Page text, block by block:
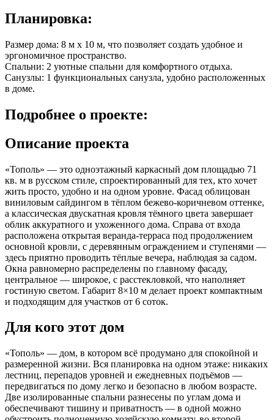
Планировка:
Размер дома: 8 м x 10 м, что позволяет создать удобное и
эргономичное пространство.
Спальни: 2 уютные спальни для комфортного отдыха.
Санузлы: 1 функциональных санузла, удобно расположенных
в доме.
Подробнее о проекте:
Описание проекта
«Тополь» — это одноэтажный каркасный дом площадью 71
кв. м в русском стиле, спроектированный для тех, кто хочет
жить просто, удобно и на одном уровне. Фасад облицован
виниловым сайдингом в тёплом бежево-коричневом оттенке,
а классическая двускатная кровля тёмного цвета завершает
облик аккуратного и ухоженного дома. Справа от входа
расположена открытая веранда-терраса под продолжением
основной кровли, с деревянным ограждением и ступенями —
здесь приятно проводить тёплые вечера, наблюдая за садом.
Окна равномерно распределены по главному фасаду,
центральное — широкое, с расстекловкой, что наполняет
гостиную светом. Габарит 8×10 м делает проект компактным
и подходящим для участков от 6 соток.
Для кого этот дом
«Тополь» — дом, в котором всё продумано для спокойной и
размеренной жизни. Вся планировка на одном этаже: никаких
лестниц, перепадов уровней и ежедневных подъёмов —
передвигаться по дому легко и безопасно в любом возрасте.
Две изолированные спальни разнесены по углам дома и
обеспечивают тишину и приватность — в одной можно